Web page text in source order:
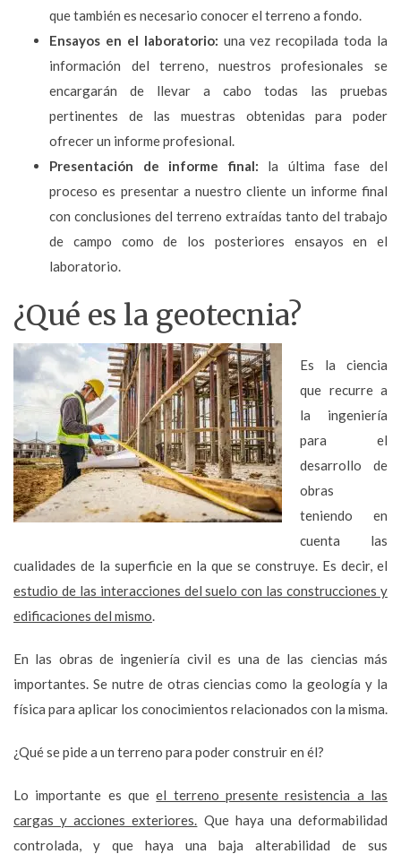
que también es necesario conocer el terreno a fondo.
Ensayos en el laboratorio: una vez recopilada toda la
información del terreno, nuestros profesionales se
encargarán de llevar a cabo todas las pruebas
pertinentes de las muestras obtenidas para poder
ofrecer un informe profesional.
Presentación de informe final: la última fase del
proceso es presentar a nuestro cliente un informe final
con conclusiones del terreno extraídas tanto del trabajo
de campo como de los posteriores ensayos en el
laboratorio.
¿Qué es la geotecnia?
Es la ciencia
que recurre a
la ingeniería
para el
desarrollo de
obras
teniendo en
cuenta las
cualidades de la superficie en la que se construye. Es decir, el
estudio de las interacciones del suelo con las construcciones y
edificaciones del mismo.
En las obras de ingeniería civil es una de las ciencias más
importantes. Se nutre de otras ciencias como la geología y la
física para aplicar los conocimientos relacionados con la misma.
¿Qué se pide a un terreno para poder construir en él?
Lo importante es queel terreno presente resistencia a las
cargas y acciones exteriores. Que haya una deformabilidad
controlada, y que haya una baja alterabilidad de sus